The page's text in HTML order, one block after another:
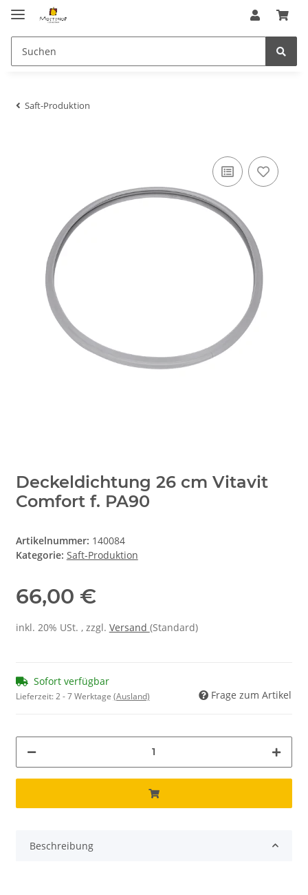
Saft-Produktion
Deckeldichtung 26 cm Vitavit
Comfort f. PA90
Artikelnummer: 140084
Kategorie: Saft-Produktion
66,00 €
inkl. 20% USt. , zzgl. Versand (Standard)
Sofort verfügbar
Lieferzeit:2 - 7 Werktage (Ausland) Frage zum Artikel
Beschreibung